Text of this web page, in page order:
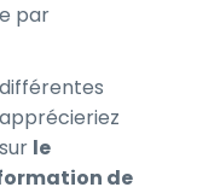
par
différentes
le
de